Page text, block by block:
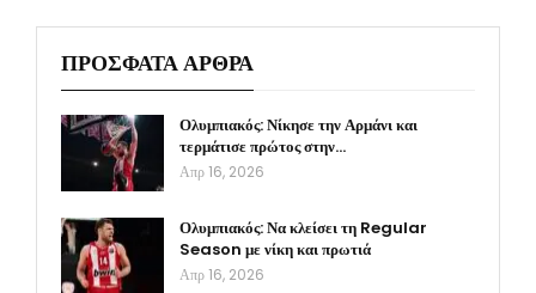
ΠΡΟΣΦΑΤΑ ΑΡΘΡΑ
Ολυμπιακός: Νίκησε την Αρμάνι και
τερμάτισε πρώτος στην…
Απρ 16, 2026
Ολυμπιακός: Να κλείσει τη Regular
Season με νίκη και πρωτιά
Απρ 16, 2026